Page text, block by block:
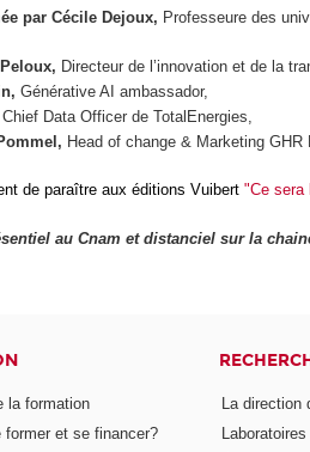
par Cécile Dejoux, Professeure des
Directeur de l’innovation et de la
Générative AI ambassador,
Chief Data Officer de TotalEnergies,
Head of change & Marketing GHR
de paraître aux éditions Vuibert "Ce sera
au Cnam et distanciel sur la
la formation
former et se financer?
La
Laboratoires